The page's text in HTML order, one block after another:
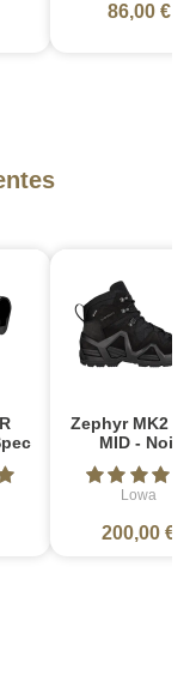
86,00 €
Zephyr MK2
MID - Noir
Lowa
200,00 €